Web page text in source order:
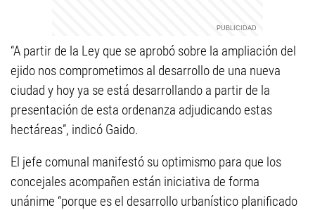
“A partir de la Ley que se aprobó sobre la ampliación del
ejido nos comprometimos al desarrollo de una nueva
ciudad y hoy ya se está desarrollando a partir de la
presentación de esta ordenanza adjudicando estas
hectáreas”, indicó Gaido.
El jefe comunal manifestó su optimismo para que los
concejales acompañen están iniciativa de forma
unánime “porque es el desarrollo urbanístico planificado